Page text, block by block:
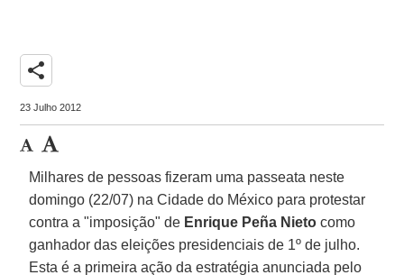
share
23 Julho 2012
Milhares de pessoas fizeram uma passeata neste
domingo (22/07) na Cidade do México para protestar
contra a "imposição" de Enrique Peña Nieto como
ganhador das eleições presidenciais de 1º de julho.
Esta é a primeira ação da estratégia anunciada pelo